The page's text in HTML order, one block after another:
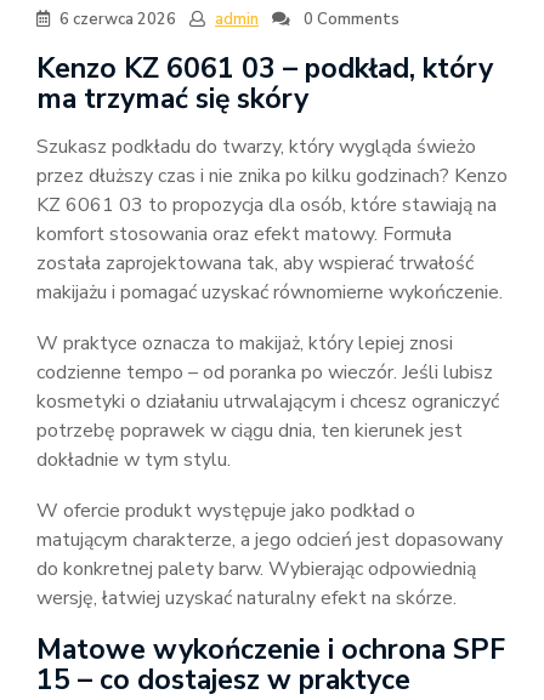
6 czerwca 2026 admin 0 Comments
Kenzo KZ 6061 03 – podkład, który
ma trzymać się skóry
Szukasz podkładu do twarzy, który wygląda świeżo
przez dłuższy czas i nie znika po kilku godzinach? Kenzo
KZ 6061 03 to propozycja dla osób, które stawiają na
komfort stosowania oraz efekt matowy. Formuła
została zaprojektowana tak, aby wspierać trwałość
makijażu i pomagać uzyskać równomierne wykończenie.
W praktyce oznacza to makijaż, który lepiej znosi
codzienne tempo – od poranka po wieczór. Jeśli lubisz
kosmetyki o działaniu utrwalającym i chcesz ograniczyć
potrzebę poprawek w ciągu dnia, ten kierunek jest
dokładnie w tym stylu.
W ofercie produkt występuje jako podkład o
matującym charakterze, a jego odcień jest dopasowany
do konkretnej palety barw. Wybierając odpowiednią
wersję, łatwiej uzyskać naturalny efekt na skórze.
Matowe wykończenie i ochrona SPF
15 – co dostajesz w praktyce